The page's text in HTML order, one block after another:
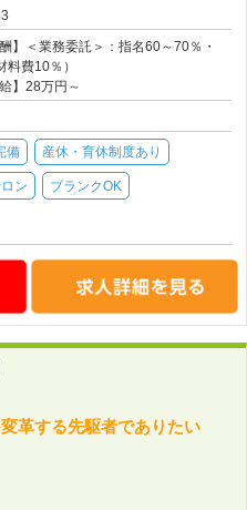
酬】＜業務委託＞：指名60～70％・
費10％）
給】28万円～
備 産休・育休制度あり
ン ブランクOK
革する先駆者でありたい